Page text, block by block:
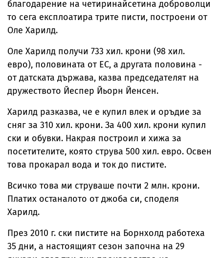
благодарение на четиринайсетина доброволци
то сега експлоатира трите писти, построени от
Оле Харилд.
Оле Харилд получи 733 хил. крони (98 хил.
евро), половината от ЕС, а другата половина -
от датската държава, казва председателят на
дружеството Йеспер Йьорн Йенсен.
Харилд разказва, че е купил влек и оръдие за
сняг за 310 хил. крони. За 400 хил. крони купил
ски и обувки. Накрая построил и хижа за
посетителите, която струва 500 хил. евро. Освен
това прокарал вода и ток до пистите.
Всичко това ми струваше почти 2 млн. крони.
Платих останалото от джоба си, споделя
Харилд.
През 2010 г. ски пистите на Борнхолд работеха
35 дни, а настоящият сезон започна на 29